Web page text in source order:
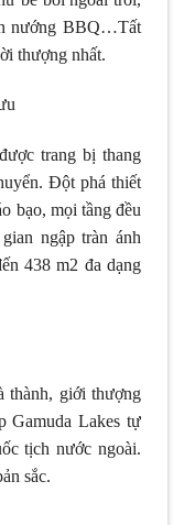
nướng BBQ…Tất
thượng nhất.
trang bị thang
Đột phá thiết
bạo, mọi tầng đều
ngập tràn ánh
438 m2 đa dạng
thành, giới thượng
Gamuda Lakes tự
tịch nước ngoài.
sắc.